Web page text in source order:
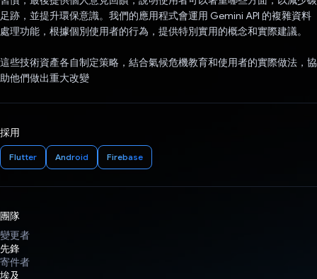
足跡，並提升環保意識。我們的應用程式會運用 Gemini API 的複雜資料
處理功能，根據個別使用者的行為，提供特別實用的概念和實際建議。
這些技術資產各自制定策略，結合氣候危機教育和使用者的實際做法，協
助他們做出重大改變
採用
Flutter Android Firebase
團隊
變更者
先鋒
寄件者
埃及